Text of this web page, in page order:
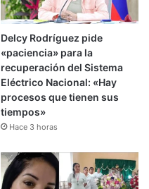
Delcy Rodríguez pide
«paciencia» para la
recuperación del Sistema
Eléctrico Nacional: «Hay
procesos que tienen sus
tiempos»
Hace 3 horas